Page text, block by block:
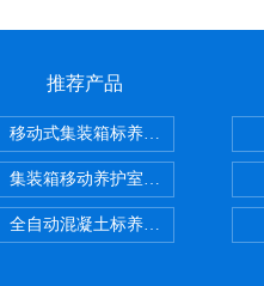
推荐产品
移动式集装箱标养室 养护室设备
集装箱移动养护室 标养室
全自动混凝土标养室恒温恒湿设备